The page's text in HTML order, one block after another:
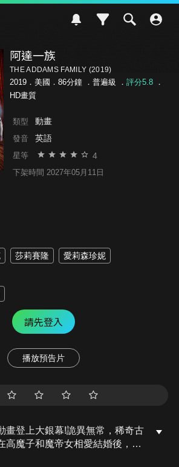
阿達一族
THE ADDAMS FAMILY (2019)
2019．美國．86分鐘 ． 普遍級 ． 評分5.8．
HD畫質
類型 動畫
發音 英語
星等 4
下架時間 2027年05月11日
莎莉賽隆
愛莉森珍妮
請先登入
播放預告片
畫登上大銀幕!詭異無常，稀奇古
高魔子和魔帝女相愛結婚後，開